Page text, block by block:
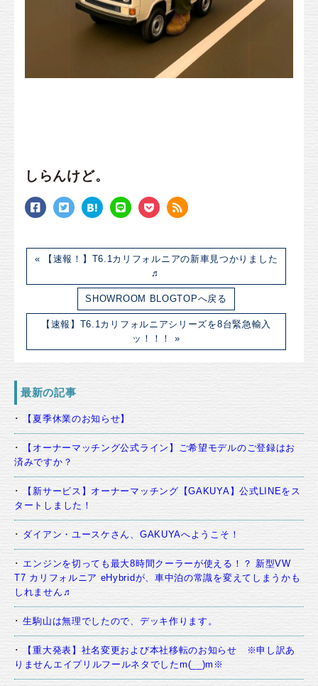
しらんけど。
« 【速報！】T6.1カリフォルニアの新車見つかりました
♬
SHOWROOM BLOGTOPへ戻る
【速報】T6.1カリフォルニアシリーズを8台緊急輸入
ッ！！！ »
最新の記事
【夏季休業のお知らせ】
【オーナーマッチング公式ライン】ご希望モデルのご登録はお
済みですか？
【新サービス】オーナーマッチング【GAKUYA】公式LINEをス
タートしました！
ダイアン・ユースケさん、GAKUYAへようこそ！
エンジンを切っても最大8時間クーラーが使える！？ 新型VW
T7 カリフォルニア eHybridが、車中泊の常識を変えてしまうかも
しれません♬
生駒山は無理でしたので、デッキ作ります。
【重大発表】社名変更および本社移転のお知らせ ※申し訳あ
りませんエイプリルフールネタでしたm(__)m※